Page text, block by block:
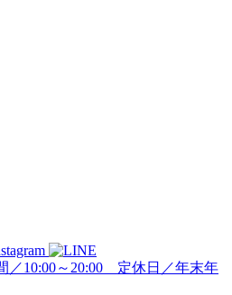
／10:00～20:00 定休日／年末年